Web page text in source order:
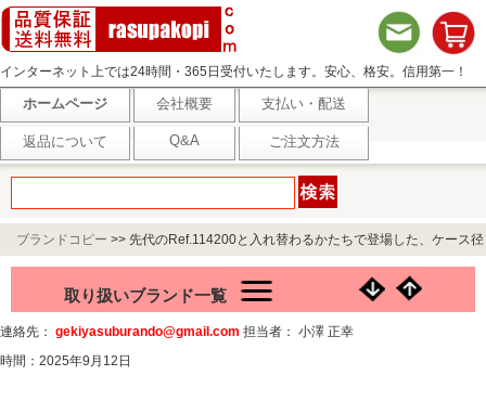
インターネット上では24時間・365日受付いたします。安心、格安。信用第一！
ホームページ 会社概要 支払い・配送
返品について Q&A ご注文方法
ブランドコピー >> 先代のRef.114200と入れ替わるかたちで登場した、ケース径
取り扱いブランド一覧
連絡先： gekiyasuburando@gmail.com 担当者： 小澤 正幸
時間：2025年9月12日